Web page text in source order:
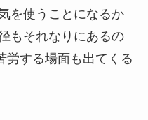
を使うことになるか
もそれなりにあるの
労する場面も出てくる